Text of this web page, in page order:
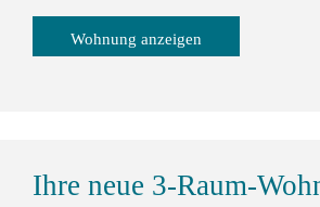
Wohnung anzeigen
Ihre neue 3-Raum-